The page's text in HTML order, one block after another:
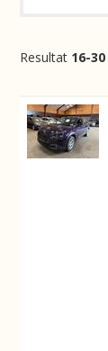
Resultat 16-30